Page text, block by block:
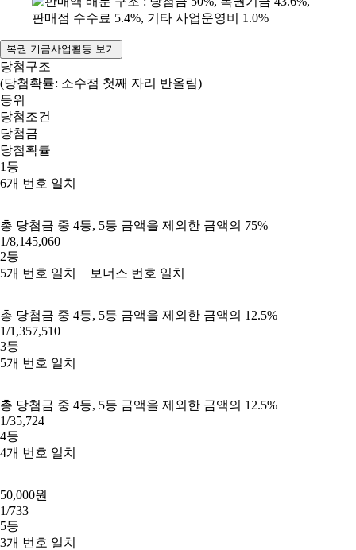
복권 기금사업활동 보기
당첨구조
(당첨확률: 소수점 첫째 자리 반올림)
등위
당첨조건
당첨금
당첨확률
1등
6개 번호 일치
총 당첨금 중 4등, 5등 금액을 제외한 금액의 75%
1/8,145,060
2등
5개 번호 일치 + 보너스 번호 일치
총 당첨금 중 4등, 5등 금액을 제외한 금액의 12.5%
1/1,357,510
3등
5개 번호 일치
총 당첨금 중 4등, 5등 금액을 제외한 금액의 12.5%
1/35,724
4등
4개 번호 일치
50,000원
1/733
5등
3개 번호 일치